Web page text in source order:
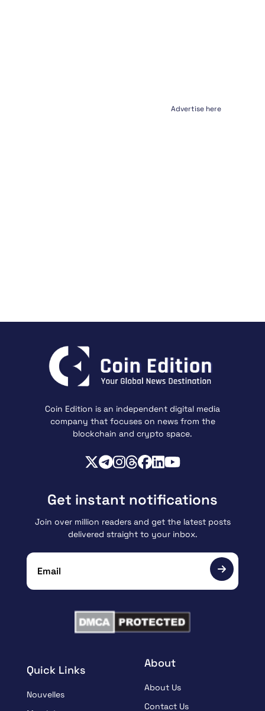
Advertise here
Coin Edition is an independent digital media
company that focuses on news from the
blockchain and crypto space.
Quick Links
Nouvelles
About
About Us
Contact Us
Get instant notifications
Join over million readers and get the latest posts
delivered straight to your inbox.